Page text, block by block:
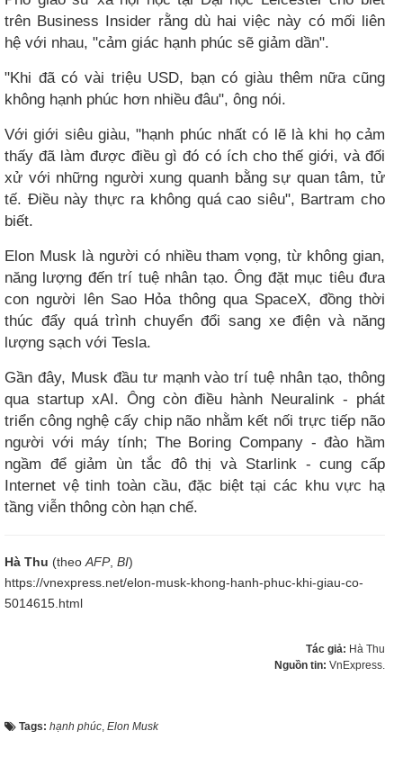
trên Business Insider rằng dù hai việc này có mối liên
hệ với nhau, "cảm giác hạnh phúc sẽ giảm dần".
"Khi đã có vài triệu USD, bạn có giàu thêm nữa cũng
không hạnh phúc hơn nhiều đâu", ông nói.
Với giới siêu giàu, "hạnh phúc nhất có lẽ là khi họ cảm
thấy đã làm được điều gì đó có ích cho thế giới, và đối
xử với những người xung quanh bằng sự quan tâm, tử
tế. Điều này thực ra không quá cao siêu", Bartram cho
biết.
Elon Musk là người có nhiều tham vọng, từ không gian,
năng lượng đến trí tuệ nhân tạo. Ông đặt mục tiêu đưa
con người lên Sao Hỏa thông qua SpaceX, đồng thời
thúc đẩy quá trình chuyển đổi sang xe điện và năng
lượng sạch với Tesla.
Gần đây, Musk đầu tư mạnh vào trí tuệ nhân tạo, thông
qua startup xAI. Ông còn điều hành Neuralink - phát
triển công nghệ cấy chip não nhằm kết nối trực tiếp não
người với máy tính; The Boring Company - đào hầm
ngầm để giảm ùn tắc đô thị và Starlink - cung cấp
Internet vệ tinh toàn cầu, đặc biệt tại các khu vực hạ
tầng viễn thông còn hạn chế.
Hà Thu (theo AFP, BI)
https://vnexpress.net/elon-musk-khong-hanh-phuc-khi-giau-co-
5014615.html
Tác giả: Hà Thu
Nguồn tin: VnExpress.
Tags: hạnh phúc, Elon Musk